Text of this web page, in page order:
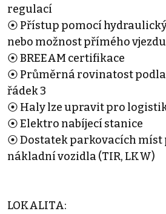
regulací
⦿ Přístup pomocí
nebo možnost přímého vjezdu
⦿ BREEAM certifikace
⦿ Průměrná rovinatost
řádek 3
⦿ Haly lze upravit pro
⦿ Elektro nabíjecí stanice
⦿ Dostatek parkovacích míst
nákladní vozidla (TIR, LKW)
LOKALITA: